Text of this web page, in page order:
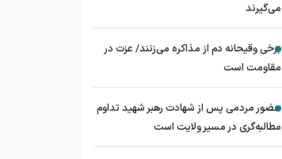
می‌گیرند
برخی وقیحانه دم از مذاکره می‌زنند/ عزت در
مقاومت است
حضور مردمی پس از شهادت رهبر شهید تداوم
مطالبه‌گری در مسیر ولایت است